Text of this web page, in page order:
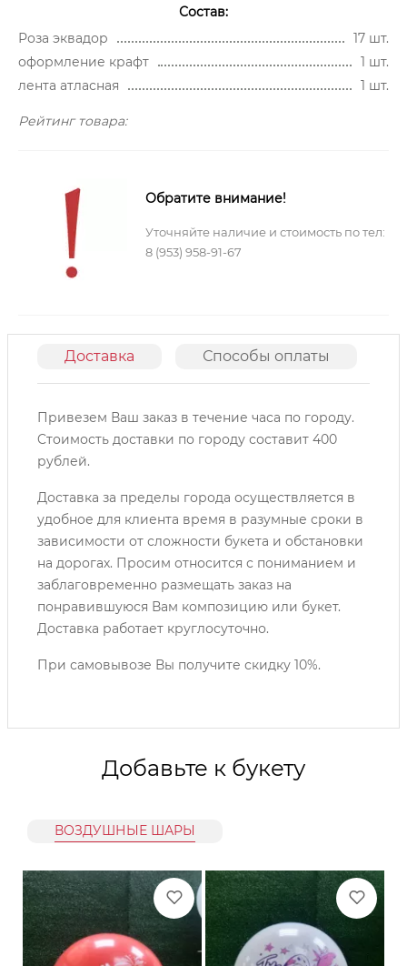
Состав:
Роза эквадор
17 шт.
оформление крафт
1 шт.
лента атласная
1 шт.
Рейтинг товара:
Обратите внимание!
Уточняйте наличие и стоимость по тел:
8 (953) 958-91-67
Доставка Способы оплаты
Привезем Ваш заказ в течение часа по городу.
Cтоимость доставки по городу составит 400
рублей.
Доставка за пределы города осуществляется в
удобное для клиента время в разумные сроки в
зависимости от сложности букета и обстановки
на дорогах. Просим относится с пониманием и
заблаговременно размещать заказ на
понравившуюся Вам композицию или букет.
Доставка работает круглосуточно.
При самовывозе Вы получите скидку 10%.
Добавьте к букету
ВОЗДУШНЫЕ ШАРЫ